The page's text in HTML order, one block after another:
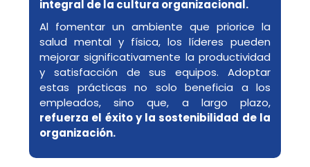
integral de la cultura organizacional.
Al fomentar un ambiente que priorice la
salud mental y física, los líderes pueden
mejorar significativamente la productividad
y satisfacción de sus equipos. Adoptar
estas prácticas no solo beneficia a los
empleados, sino que, a largo plazo,
refuerza el éxito y la sostenibilidad de la
organización.